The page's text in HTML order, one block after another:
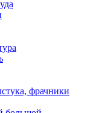
фрачники